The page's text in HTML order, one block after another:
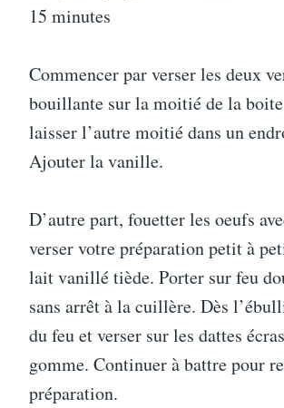
15 minutes
Commencer par verser les deux
bouillante sur la moitié de la
laisser l’autre moitié dans un
Ajouter la vanille.
D’autre part, fouetter les oeufs
verser votre préparation petit à
lait vanillé tiède. Porter sur feu
sans arrêt à la cuillère. Dès
du feu et verser sur les dattes
gomme. Continuer à battre pour
préparation.